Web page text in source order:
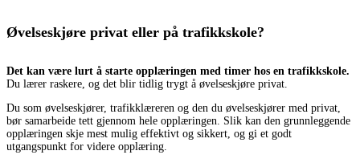
Øvelseskjøre privat eller på trafikkskole?
Det kan være lurt å starte opplæringen med timer hos en trafikkskole.
Du lærer raskere, og det blir tidlig trygt å øvelseskjøre privat.
Du som øvelseskjører, trafikklæreren og den du øvelseskjører med privat,
bør samarbeide tett gjennom hele opplæringen. Slik kan den grunnleggende
opplæringen skje mest mulig effektivt og sikkert, og gi et godt
utgangspunkt for videre opplæring.